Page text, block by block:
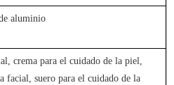
aluminio
crema para el cuidado de la piel,
facial, suero para el cuidado de la